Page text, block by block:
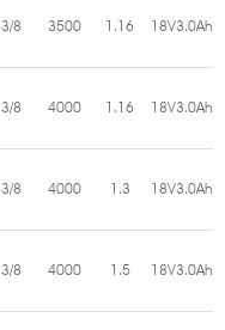
3/8 3500 1.16 18V3.0Ah
3/8 4000 1.16 18V3.0Ah
3/8 4000 1.3 18V3.0Ah
3/8 4000 1.5 18V3.0Ah